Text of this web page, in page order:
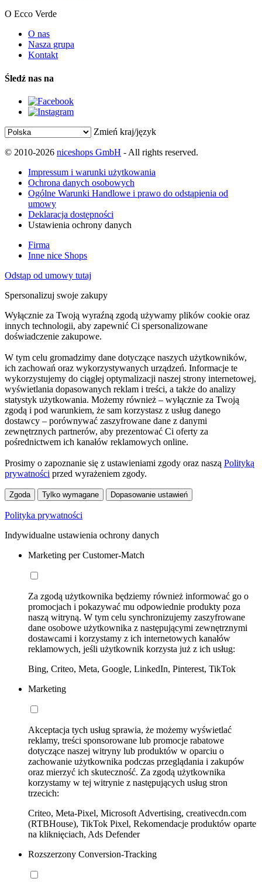
O Ecco Verde
O nas
Nasza grupa
Kontakt
Śledź nas na
Zmień kraj/język
© 2010-2026 niceshops GmbH - All rights reserved.
Impressum i warunki użytkowania
Ochrona danych osobowych
Ogólne Warunki Handlowe i prawo do odstąpienia od
umowy
Deklaracja dostępności
Ustawienia ochrony danych
Firma
Inne nice Shops
Odstąp od umowy tutaj
Spersonalizuj swoje zakupy
Wyłącznie za Twoją wyraźną zgodą używamy plików cookie oraz
innych technologii, aby zapewnić Ci spersonalizowane
doświadczenie zakupowe.
W tym celu gromadzimy dane dotyczące naszych użytkowników,
ich zachowań oraz wykorzystywanych urządzeń. Informacje te
wykorzystujemy do ciągłej optymalizacji naszej strony internetowej,
wyświetlania dopasowanych reklam i treści, a także do analizy
statystyk użytkowania. Możemy również – wyłącznie za Twoją
zgodą i pod warunkiem, że sam korzystasz z usług danego
dostawcy – porównywać zaszyfrowane dane z danymi
zewnętrznych partnerów, aby prezentować Ci oferty za
pośrednictwem ich kanałów reklamowych online.
Prosimy o zapoznanie się z ustawieniami zgody oraz naszą Polityką
prywatności przed wyrażeniem zgody.
Zgoda Tylko wymagane Dopasowanie ustawień
Polityka prywatności
Indywidualne ustawienia ochrony danych
Marketing per Customer-Match
Za zgodą użytkownika będziemy również informować go o
promocjach i pokazywać mu odpowiednie produkty poza
naszą witryną. W tym celu synchronizujemy zaszyfrowane
dane osobowe użytkownika z następującymi zewnętrznymi
dostawcami i korzystamy z ich internetowych kanałów
reklamowych, jeśli użytkownik korzysta już z ich usług:
Bing, Criteo, Meta, Google, LinkedIn, Pinterest, TikTok
Marketing
Akceptacja tych usług sprawia, że możemy wyświetlać
reklamy, treści sponsorowane lub promocje rabatowe
dotyczące naszej witryny lub produktów w oparciu o
zachowanie użytkownika podczas przeglądania i zakupów
oraz mierzyć ich skuteczność. Za zgodą użytkownika
korzystamy w tej witrynie z następujących usług stron
trzecich:
Criteo, Meta-Pixel, Microsoft Advertising, creativecdn.com
(RTBHouse), TikTok Pixel, Rekomendacje produktów oparte
na kliknięciach, Ads Defender
Rozszerzony Conversion-Tracking